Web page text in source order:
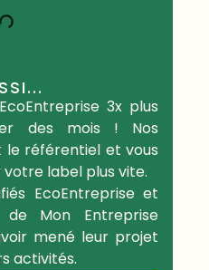
EcoEntreprise 3x plus
des mois ! Nos
le référentiel et vous
label plus vite.
EcoEntrepriseet
de Mon Entreprise
mené leur projet
activités.